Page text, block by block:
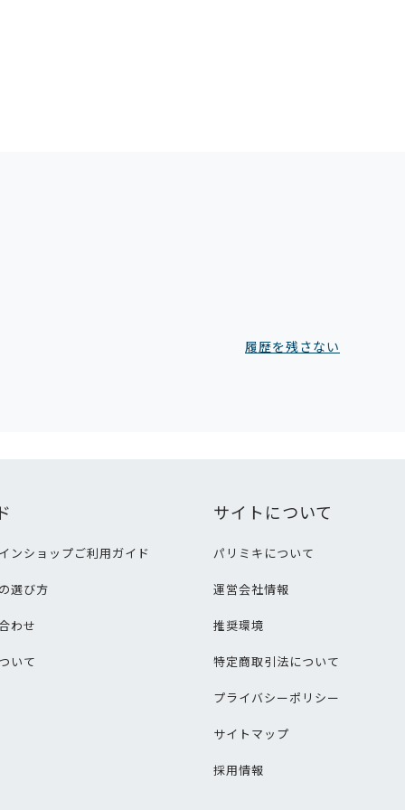
履歴を残さない
ンショップご利用ガイド
選び方
わせ
いて
サイトについて
パリミキについて
運営会社情報
推奨環境
特定商取引法について
プライバシーポリシー
サイトマップ
採用情報